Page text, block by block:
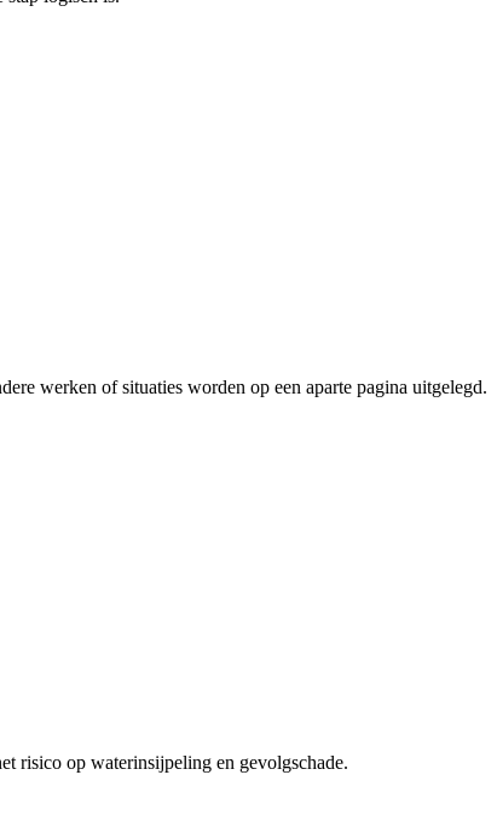
werken of situaties worden op een aparte pagina uitgelegd.
risico op waterinsijpeling en gevolgschade.